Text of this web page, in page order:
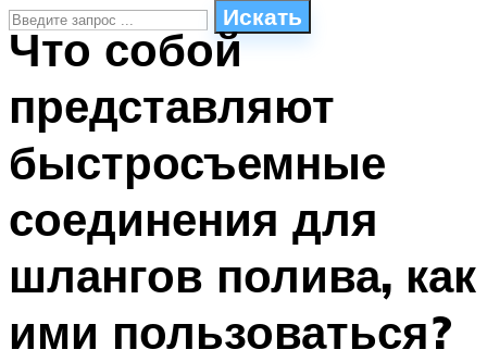
Искать
ПЛАВАНЬЕ ДЛЯ ДЕТЕЙ
БАССЕЙН ДЛЯ ДОМА
МЕНЮ
Что собой
представляют
быстросъемные
соединения для
шлангов полива, как
ими пользоваться?